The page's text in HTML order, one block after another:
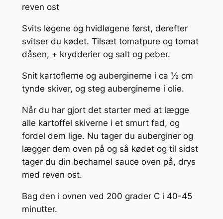
reven ost
Svits løgene og hvidløgene først, derefter
svitser du kødet. Tilsæt tomatpure og tomat
dåsen, + krydderier og salt og peber.
Snit kartoflerne og auberginerne i ca ½ cm
tynde skiver, og steg auberginerne i olie.
Når du har gjort det starter med at lægge
alle kartoffel skiverne i et smurt fad, og
fordel dem lige. Nu tager du auberginer og
lægger dem oven på og så kødet og til sidst
tager du din bechamel sauce oven på, drys
med reven ost.
Bag den i ovnen ved 200 grader C i 40-45
minutter.